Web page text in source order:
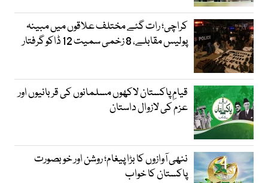
کراچی؛ رات گئے مختلف علاقوں میں مبینہ
پولیس مقابلے، 8 زخمی سمیت 12 ڈاکو گرفتار
قیامِ پاکستان لاکھوں مسلمانوں کی قربانیوں اور
عزم کی لازوال داستان
ننھی آوازوں کا بڑا پیغام؛ روشن اور خوبصورت
پاکستان کا خواب